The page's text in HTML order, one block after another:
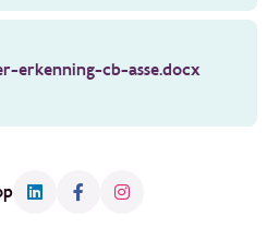
erkenning-cb-asse.docx